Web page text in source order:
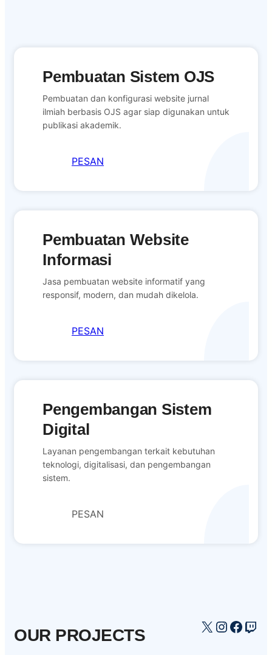
Pembuatan Sistem OJS
Pembuatan dan konfigurasi website jurnal
ilmiah berbasis OJS agar siap digunakan untuk
publikasi akademik.
PESAN
Pembuatan Website
Informasi
Jasa pembuatan website informatif yang
responsif, modern, dan mudah dikelola.
PESAN
Pengembangan Sistem
Digital
Layanan pengembangan terkait kebutuhan
teknologi, digitalisasi, dan pengembangan
sistem.
PESAN
OUR PROJECTS X